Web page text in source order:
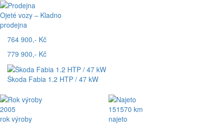
Ojeté vozy – Kladno
prodejna
764 900,- Kč
779 900,- Kč
Škoda Fabia 1.2 HTP / 47 kW
2005
rok výroby
151570 km
najeto